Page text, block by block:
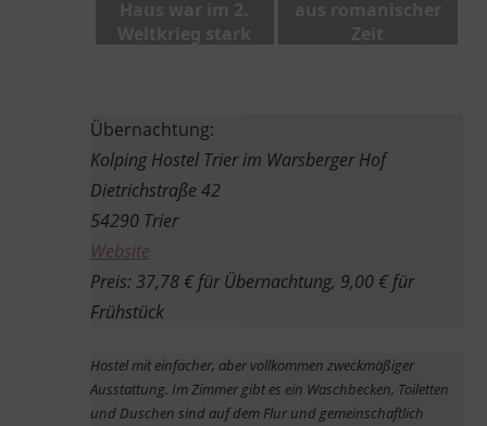
Übernachtung:
Kolping Hostel Trier im Warsberger Hof
Dietrichstraße 42
54290 Trier
Website
Preis: 37,78 € für Übernachtung, 9,00 € für
Frühstück
Hostel mit einfacher, aber vollkommen zweckmäßiger
Ausstattung. Im Zimmer gibt es ein Waschbecken, Toiletten
und Duschen sind auf dem Flur und gemeinschaftlich